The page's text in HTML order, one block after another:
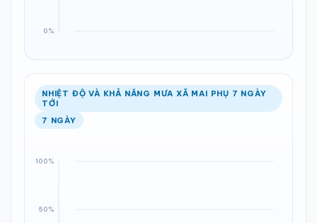
NHIỆT ĐỘ VÀ KHẢ NĂNG MƯA XÃ MAI PHỤ 7 NGÀY
TỚI
7 NGÀY